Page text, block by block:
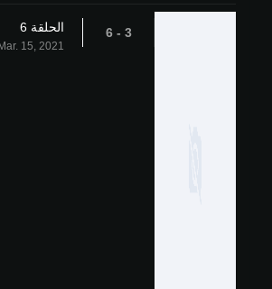
3 - 6 الحلقة 6
Mar. 15, 2021